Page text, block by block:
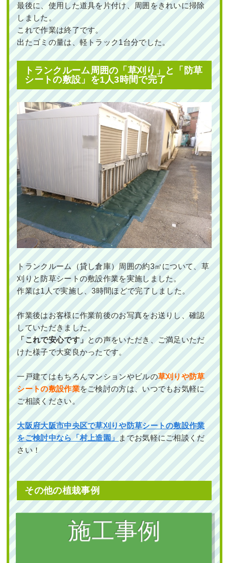
最後に、使用した道具を片付け、周囲をきれいに掃除
しました。
これで作業は終了です。
出たゴミの量は、軽トラック1台分でした。
トランクルーム周囲の「草刈り」と「防草
シートの敷設」を1人3時間で完了
トランクルーム（貸し倉庫）周囲の約3㎡について、草
刈りと防草シートの敷設作業を実施しました。
作業は1人で実施し、3時間ほどで完了しました。
作業後はお客様に作業前後のお写真をお送りし、確認
していただきました。
「これで安心です」 との声をいただき、ご満足いただ
けた様子で大変良かったです。
一戸建てはもちろんマンションやビルの草刈りや防草
シートの敷設作業をご検討の方は、いつでもお気軽に
ご相談ください。
大阪府大阪市中央区で草刈りや防草シートの敷設作業
をご検討中なら「村上造園」
までお気軽にご相談くだ
さい！
その他の植栽事例